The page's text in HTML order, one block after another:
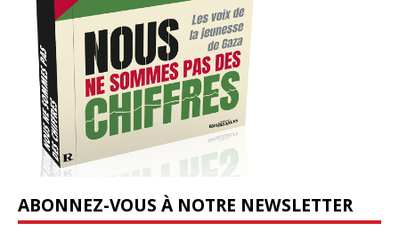
ABONNEZ-VOUS À NOTRE NEWSLETTER